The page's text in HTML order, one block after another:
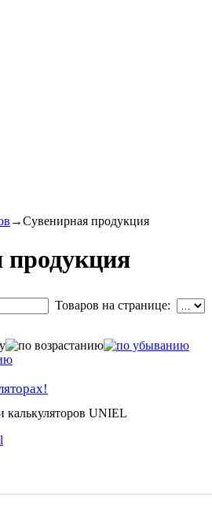
→Сувенирная продукция
продукция
Товаров на странице:
калькуляторов UNIEL